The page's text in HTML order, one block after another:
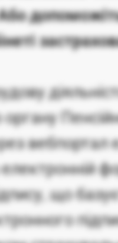
органу
вебпортал
що